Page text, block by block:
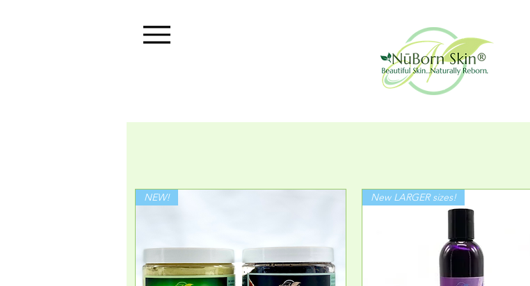
NEW! New LARGER sizes!